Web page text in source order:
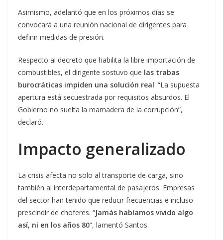
Asimismo, adelantó que en los próximos días se
convocará a una reunión nacional de dirigentes para
definir medidas de presión.
Respecto al decreto que habilita la libre importación de
combustibles, el dirigente sostuvo que las trabas
burocráticas impiden una solución real. “La supuesta
apertura está secuestrada por requisitos absurdos. El
Gobierno no suelta la mamadera de la corrupción”,
declaró.
Impacto generalizado
La crisis afecta no solo al transporte de carga, sino
también al interdepartamental de pasajeros. Empresas
del sector han tenido que reducir frecuencias e incluso
prescindir de choferes. “Jamás habíamos vivido algo
así, ni en los años 80”, lamentó Santos.